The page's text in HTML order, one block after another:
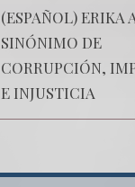
(ESPAÑOL) ERIKA
SINÓNIMO DE
CORRUPCIÓN,
E INJUSTICIA